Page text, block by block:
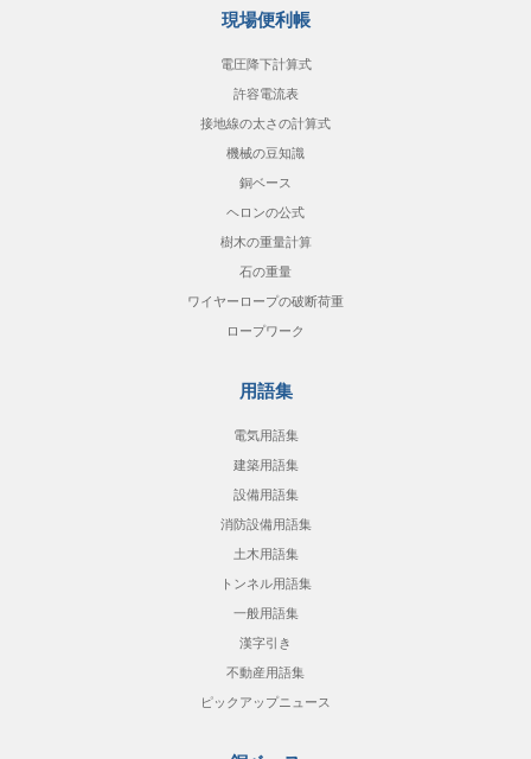
現場便利帳
電圧降下計算式
許容電流表
接地線の太さの計算式
機械の豆知識
銅ベース
ヘロンの公式
樹木の重量計算
石の重量
ワイヤーロープの破断荷重
ロープワーク
用語集
電気用語集
建築用語集
設備用語集
消防設備用語集
土木用語集
トンネル用語集
一般用語集
漢字引き
不動産用語集
ピックアップニュース